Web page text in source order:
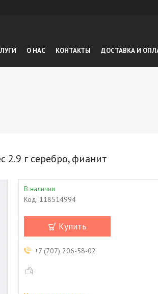
О НАС КОНТАКТЫ ДОСТАВКА И
г серебро, фианит
В наличии
Код: 118514994
Купить
+7 (707) 206-58-02